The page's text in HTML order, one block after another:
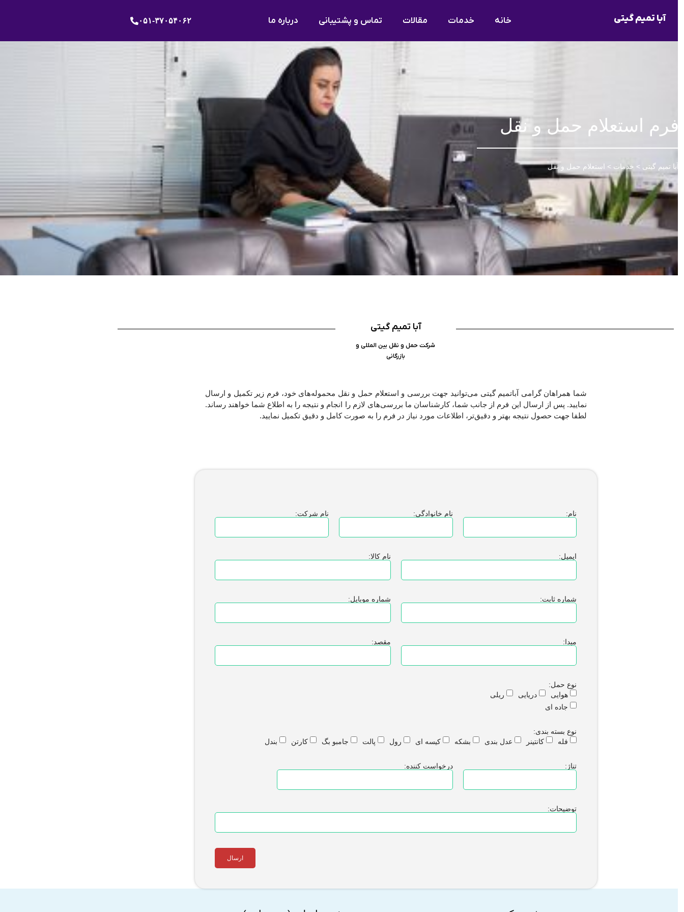
آبا تمیم گیتی خانه خدمات مقالات تماس و پشتیبانی درباره ما ۰۵۱-۳۷۰۵۴۰۶۲
استعلام حمل و نقل
تمیم گیتی > خدمات > استعلام حمل و نقل
آبا تمیم گیتی
شرکت حمل و نقل بین المللی و
بازرگانی
شما همراهان گرامی آباتمیم گیتی می‌توانید جهت بررسی و استعلام حمل و نقل محموله‌های خود، فرم زیر تکمیل و ارسال
نمایید. پس از ارسال این فرم از جانب شما، کارشناسان ما بررسی‌های لازم را انجام و نتیجه را به اطلاع شما خواهند رساند.
لطفا جهت حصول نتیجه بهتر و دقیق‌تر، اطلاعات مورد نیاز در فرم را به صورت کامل و دقیق تکمیل نمایید.
نام: نام خانوادگی: نام شرکت:
ایمیل: نام کالا:
شماره ثابت: شماره موبایل:
مبدا: مقصد:
نوع حمل:
هوایی
دریایی
ریلی
جاده ای
نوع بسته بندی:
فله
کانتینر عدل بندی بشکه کیسه ای رول پالت جامبو بگ کارتن بندل
تناژ: درخواست کننده:
توضیحات:
ارسال